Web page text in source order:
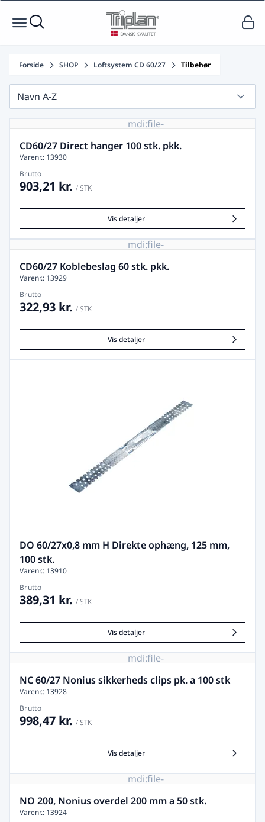
Forside SHOP Loftsystem CD 60/27 Tilbehør
Navn A-Z
mdi:file-
image-
remove
CD60/27 Direct hanger 100 stk. pkk.
Varenr.: 13930
Brutto
903,21 kr. / STK
Vis detaljer
mdi:file-
image-
remove
CD60/27 Koblebeslag 60 stk. pkk.
Varenr.: 13929
Brutto
322,93 kr. / STK
Vis detaljer
DO 60/27x0,8 mm H Direkte ophæng, 125 mm,
100 stk.
Varenr.: 13910
Brutto
389,31 kr. / STK
Vis detaljer
mdi:file-
image-
remove
NC 60/27 Nonius sikkerheds clips pk. a 100 stk
Varenr.: 13928
Brutto
998,47 kr. / STK
Vis detaljer
mdi:file-
image-
remove
NO 200, Nonius overdel 200 mm a 50 stk.
Varenr.: 13924